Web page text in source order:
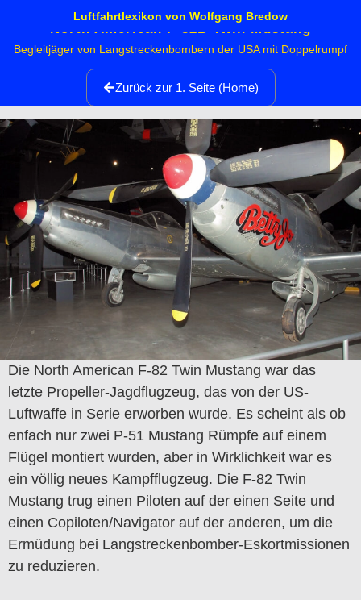
Luftfahrtlexikon von Wolfgang Bredow
North American F-82B Twin Mustang
Begleitjäger von Langstreckenbombern der USA mit Doppelrumpf
Zurück zur 1. Seite (Home)
Die North American F-82 Twin Mustang war das
letzte Propeller-Jagdflugzeug, das von der US-
Luftwaffe in Serie erworben wurde. Es scheint als ob
enfach nur zwei P-51 Mustang Rümpfe auf einem
Flügel montiert wurden, aber in Wirklichkeit war es
ein völlig neues Kampfflugzeug. Die F-82 Twin
Mustang trug einen Piloten auf der einen Seite und
einen Copiloten/Navigator auf der anderen, um die
Ermüdung bei Langstreckenbomber-Eskortmissionen
zu reduzieren.